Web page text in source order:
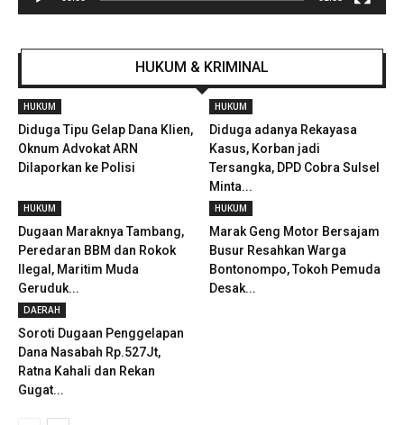
HUKUM & KRIMINAL
HUKUM
Diduga Tipu Gelap Dana Klien,
Oknum Advokat ARN
Dilaporkan ke Polisi
HUKUM
Diduga adanya Rekayasa
Kasus, Korban jadi
Tersangka, DPD Cobra Sulsel
Minta...
HUKUM
Dugaan Maraknya Tambang,
Peredaran BBM dan Rokok
Ilegal, Maritim Muda
Geruduk...
HUKUM
Marak Geng Motor Bersajam
Busur Resahkan Warga
Bontonompo, Tokoh Pemuda
Desak...
DAERAH
Soroti Dugaan Penggelapan
Dana Nasabah Rp.527Jt,
Ratna Kahali dan Rekan
Gugat...